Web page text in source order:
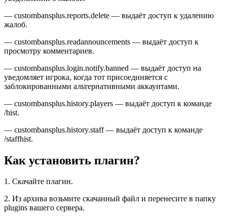
— custombansplus.reports.delete — выдаёт доступ к удалению
жалоб.
— custombansplus.readannouncements — выдаёт доступ к
просмотру комментариев.
— custombansplus.login.notify.banned — выдаёт доступ на
уведомляет игрока, когда тот присоединяется с
заблокированными альтернативными аккаунтами.
— custombansplus.history.players — выдаёт доступ к команде
/hist.
— custombansplus.history.staff — выдаёт доступ к команде
/staffhist.
Как установить плагин?
1. Скачайте плагин.
2. Из архива возьмите скачанный файл и перенесите в папку
plugins вашего сервера.